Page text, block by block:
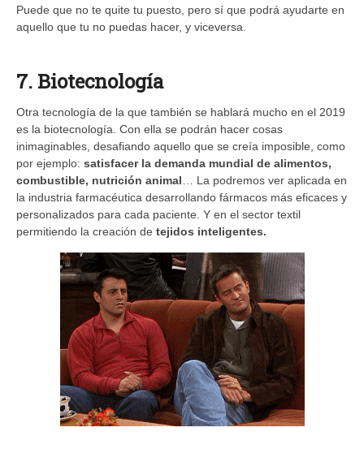
Puede que no te quite tu puesto, pero sí que podrá ayudarte en
aquello que tu no puedas hacer, y viceversa.
7. Biotecnología
Otra tecnología de la que también se hablará mucho en el 2019
es la biotecnología. Con ella se podrán hacer cosas
inimaginables, desafiando aquello que se creía imposible, como
por ejemplo: satisfacer la demanda mundial de alimentos,
combustible, nutrición animal … La podremos ver aplicada en
la industria farmacéutica desarrollando fármacos más eficaces y
personalizados para cada paciente. Y en el sector textil
permitiendo la creación de tejidos inteligentes.